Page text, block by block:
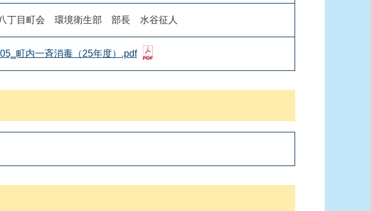
丁目町会 環境衛生部 部長 水谷征人
町内一斉消毒（25年度）.pdf